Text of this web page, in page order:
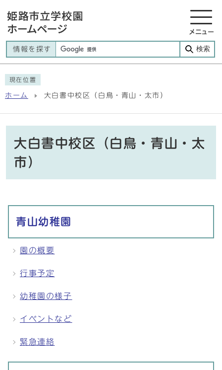
メニュー
情報を探す 検索
現在位置
ホーム 大白書中校区（白鳥・青山・太市）
大白書中校区（白鳥・青山・太
市）
メインメニュー
青山幼稚園
園の概要
行事予定
幼稚園の様子
イベントなど
緊急連絡